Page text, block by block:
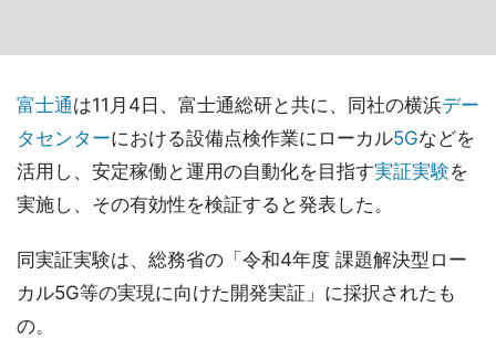
富士通は11月4日、富士通総研と共に、同社の横浜デー
タセンターにおける設備点検作業にローカル5Gなどを
活用し、安定稼働と運用の自動化を目指す実証実験を
実施し、その有効性を検証すると発表した。
同実証実験は、総務省の「令和4年度 課題解決型ロー
カル5G等の実現に向けた開発実証」に採択されたも
の。